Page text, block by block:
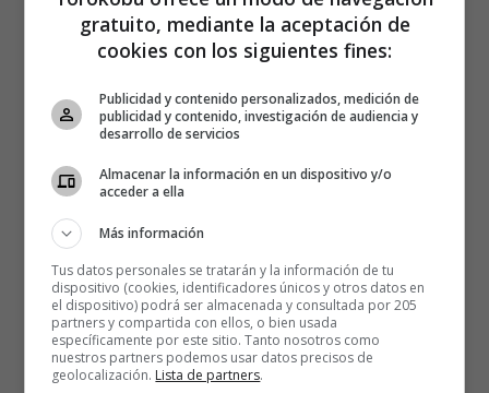
gratuito, mediante la aceptación de
cookies con los siguientes fines:
Publicidad y contenido personalizados, medición de
publicidad y contenido, investigación de audiencia y
desarrollo de servicios
Almacenar la información en un dispositivo y/o
acceder a ella
Más información
Tus datos personales se tratarán y la información de tu
dispositivo (cookies, identificadores únicos y otros datos en
el dispositivo) podrá ser almacenada y consultada por 205
partners y compartida con ellos, o bien usada
específicamente por este sitio. Tanto nosotros como
nuestros partners podemos usar datos precisos de
geolocalización. Lista de partners.